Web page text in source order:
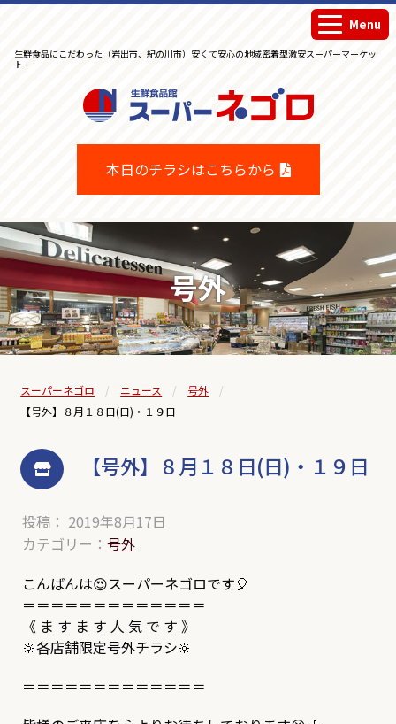
生鮮食品にこだわった（岩出市、紀の川市）安くて安心の地域密着型激安スーパーマーケッ
ト
本日のチラシはこちらから
Menu
号外
スーパーネゴロ ニュース
号外
【号外】８月１８日(日)・１９日
【号外】８月１８日(日)・１９日
投稿： 2019年8月17日
カテゴリー： 号外
こんばんは😍スーパーネゴロです🎈
＝＝＝＝＝＝＝＝＝＝＝＝＝
《 ま す ま す 人 気 で す 》
🔆各店舗限定号外チラシ🔆
＝＝＝＝＝＝＝＝＝＝＝＝＝